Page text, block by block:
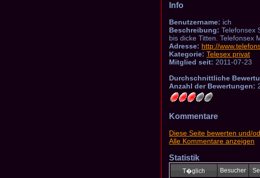
Info
Benutzername: ich
Beschreibung: Telefonsex
bis dicke Titten. Telefonsex
Adresse: http://
Kategorie: Telesex privat
Mitglied seit: 2011-07-23
Durchschnittliche
Anzahl der Bewertungen:
Kommentare
Diese Seite bewerten und/
Alle Kommentare anzeigen
Statistik
T�glich Besucher